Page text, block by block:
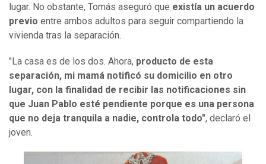
lugar. No obstante, Tomás aseguró que existía un acuerdo
previo entre ambos adultos para seguir compartiendo la
vivienda tras la separación.
"La casa es de los dos. Ahora, producto de esta
separación, mi mamá notificó su domicilio en otro
lugar, con la finalidad de recibir las notificaciones sin
que Juan Pablo esté pendiente porque es una persona
que no deja tranquila a nadie, controla todo", declaró el
joven.